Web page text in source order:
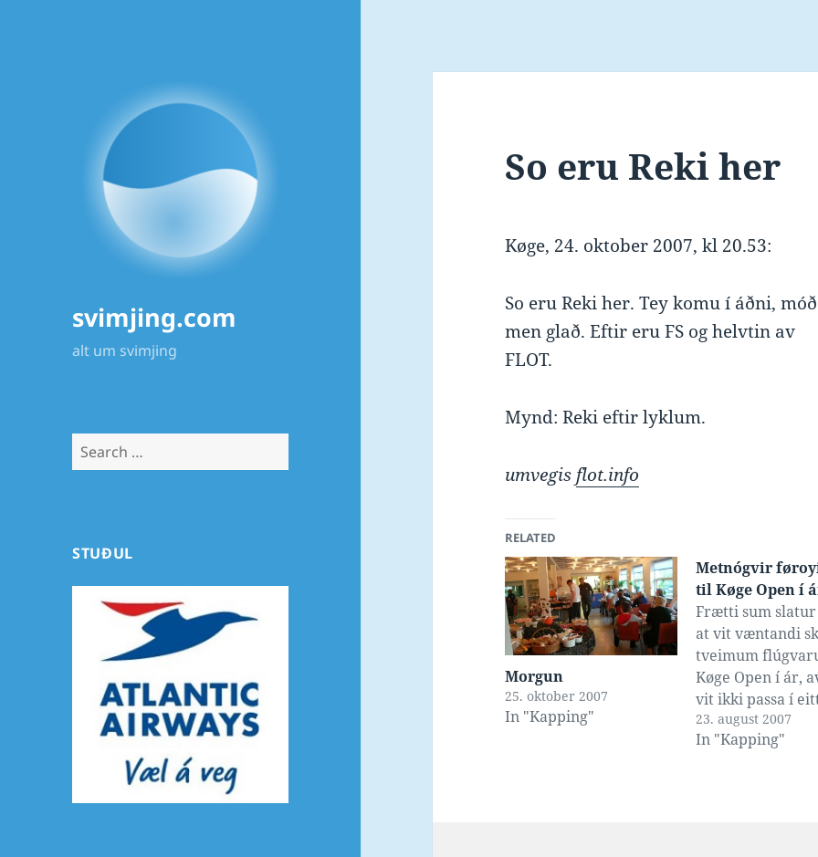
svimjing.com
alt um svimjing
Search
for:
STUÐUL
So eru Reki her
Køge, 24. oktober 2007, kl 20.53:
So eru Reki her. Tey komu í áðni, móð
men glað. Eftir eru FS og helvtin av
FLOT.
Mynd: Reki eftir lyklum.
umvegis flot.info
RELATED
Morgun
25. oktober 2007
In "Kapping"
Metnógvir
til Køge Open í
Frætti sum
at vit væntandi
tveimum
Køge Open í ár,
vit ikki passa í
Flogførini hjá
taka upp í 96 fólk,
23. august 2007
In "Kapping"